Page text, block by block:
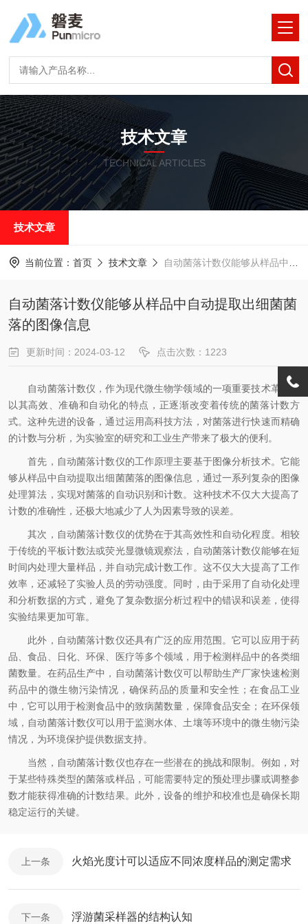
技术文章
TECHNICAL ARTICLES
技术文章
当前位置： 首页 技术文章 自动菌落计数仪能够从样品中自动提取出细菌菌落的图像信息
自动菌落计数仪能够从样品中自动提取出细菌菌
落的图像信息
更新时间：2024-03-12 点击次数：1223
自动菌落计数仪，作为现代微生物学领域的一项重要技术革新，
以其高效、准确和自动化的特点，正逐渐改变着传统的菌落计数方
式。这种先进的设备，通过运用高科技方法，对菌落进行快速而精确
的计数与分析，为实验室的研究和工业生产带来了极大的便利。
首先，自动菌落计数仪的工作原理主要基于图像分析技术。它能
够从样品中自动提取出细菌菌落的图像信息，通过一系列复杂的图像
处理算法，实现对菌落的自动识别和计数。这种技术不仅大大提高了
计数的准确性，还极大地减少了人为因素导致的误差。
其次，自动菌落计数仪的优势在于其高效性和自动化程度。相较
于传统的平板计数法或荧光显微镜观察法，自动菌落计数仪能够在短
时间内处理大量样品，并自动完成计数工作。这不仅大大提高了工作
效率，还减轻了实验人员的劳动强度。同时，由于采用了自动化处理
和分析数据的方式，避免了复杂数据分析过程中的错误和误差，使得
实验结果更加可靠。
此外，自动菌落计数仪还具有广泛的应用范围。它可以应用于药
品、食品、日化、环保、医疗等多个领域，用于检测样品中的各类细
菌数量。在药品生产中，自动菌落计数仪可以帮助生产厂家快速检测
药品中的微生物污染情况，确保药品的质量和安全性；在食品工业
中，它可以用于检测食品中的致病菌数量，保障食品安全；在环保领
域，自动菌落计数仪可以用于监测水体、土壤等环境中的微生物污染
情况，为环境保护提供数据支持。
当然，自动菌落计数仪也存在一些潜在的挑战和限制。例如，对
于某些特殊类型的菌落或样品，可能需要特定的预处理步骤或调整参
数才能获得准确的计数结果。此外，设备的维护和校准也是确保长期
稳定运行的关键。
上一条 火焰光度计可以适应不同浓度样品的测定需求
下一条 浮游菌采样器的结构认知